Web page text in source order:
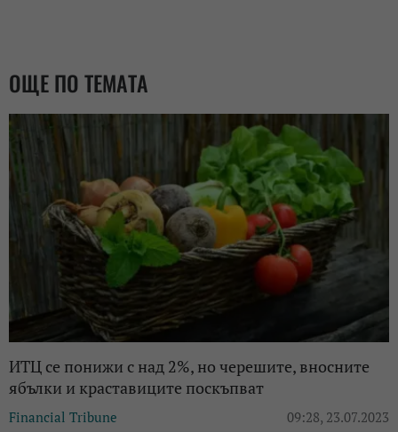
ОЩЕ ПО ТЕМАТА
ИТЦ се понижи с над 2%, но черешите, вносните
ябълки и краставиците поскъпват
Financial Tribune 09:28, 23.07.2023